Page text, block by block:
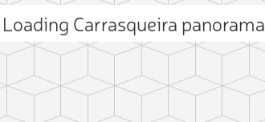
Loading Carrasqueira panorama